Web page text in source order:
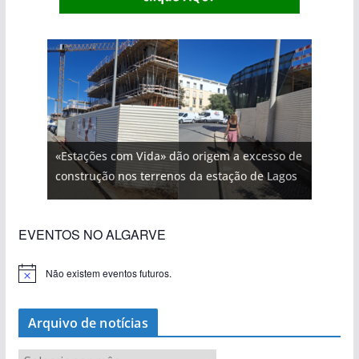
«Estações com Vida» dão origem a excesso de
construção nos terrenos da estação de Lagos
EVENTOS NO ALGARVE
Não existem eventos futuros.
Arquivo de notícias